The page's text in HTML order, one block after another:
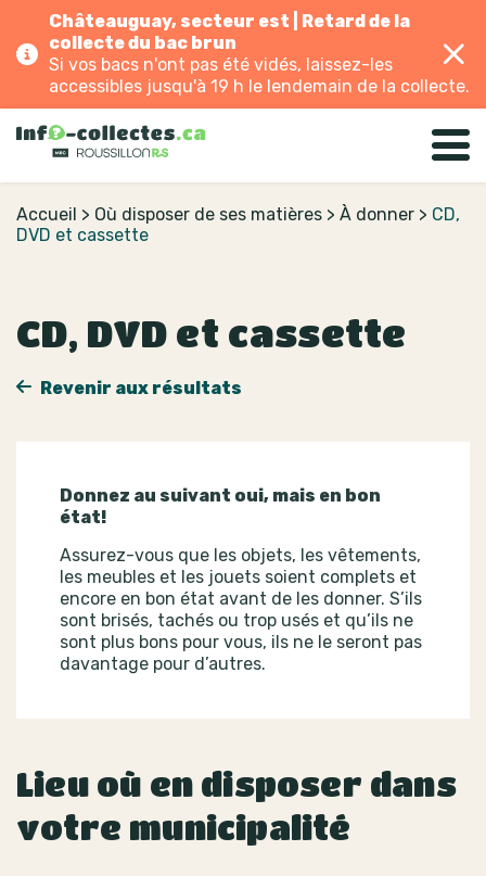
Châteauguay, secteur est | Retard de la
collecte du bac brun
Si vos bacs n'ont pas été vidés, laissez-les
accessibles jusqu'à 19 h le lendemain de la collecte.
Accueil > Où disposer de ses matières > À donner > CD,
DVD et cassette
CD, DVD et cassette
Revenir aux résultats
Donnez au suivant oui, mais en bon
état!
Assurez-vous que les objets, les vêtements,
les meubles et les jouets soient complets et
encore en bon état avant de les donner. S’ils
sont brisés, tachés ou trop usés et qu’ils ne
sont plus bons pour vous, ils ne le seront pas
davantage pour d’autres.
Lieu où en disposer dans
votre municipalité